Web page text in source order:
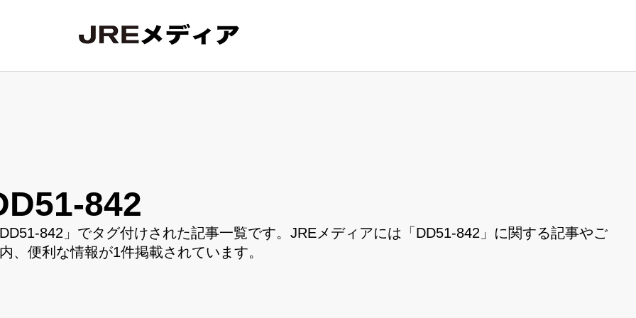
842
842」でタグ付けされた記事一覧です。JREメディアには「DD51-842」に関する記事やご
、便利な情報が1件掲載されています。